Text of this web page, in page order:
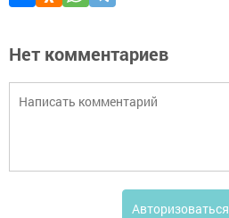
Нет комментариев
Авторизоваться